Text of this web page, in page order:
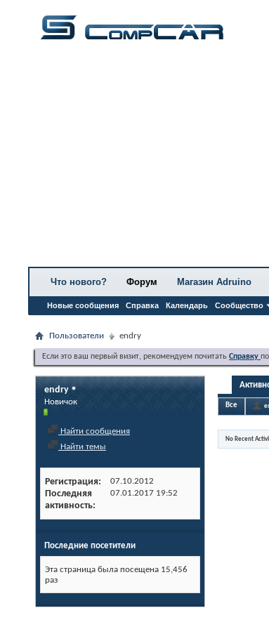
Что нового? Форум
Новые сообщения Справка Календарь Сообщество
Магазин Adruino
Пользователи endry
Если это ваш первый визит, рекомендуем почитать Справку
endry
Новичок
Найти сообщения
Найти темы
Регистрация 07.10.2012
Последняя
активность
07.01.2017 19:52
Последние посетители
Эта страница была посещена 15,456
раз
Все
No Recent